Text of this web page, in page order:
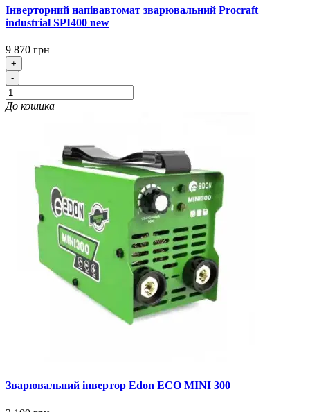
Інверторний напівавтомат зварювальний Procraft
industrial SPI400 new
9 870 грн
+
-
До кошика
Зварювальний інвертор Edon ECO MINI 300